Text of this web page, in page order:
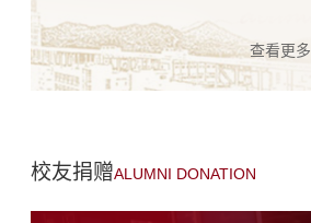
查看更多
校友捐赠ALUMNI DONATION